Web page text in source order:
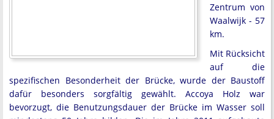
Zentrum von
Waalwijk - 57
km.
Mit Rücksicht
auf die
spezifischen Besonderheit der Brücke, wurde der Baustoff
dafür besonders sorgfältig gewählt. Accoya Holz war
bevorzugt, die Benutzungsdauer der Brücke im Wasser soll